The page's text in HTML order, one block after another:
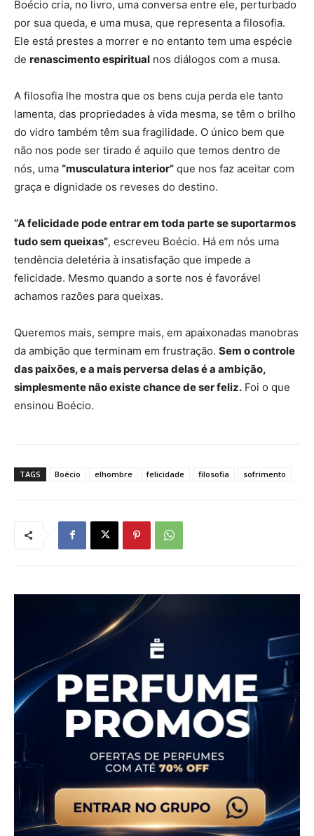
Boécio cria, no livro, uma conversa entre ele, perturbado
por sua queda, e uma musa, que representa a filosofia.
Ele está prestes a morrer e no entanto tem uma espécie
de renascimento espiritual nos diálogos com a musa.
A filosofia lhe mostra que os bens cuja perda ele tanto
lamenta, das propriedades à vida mesma, se têm o brilho
do vidro também têm sua fragilidade. O único bem que
não nos pode ser tirado é aquilo que temos dentro de
nós, uma “musculatura interior” que nos faz aceitar com
graça e dignidade os reveses do destino.
“A felicidade pode entrar em toda parte se suportarmos
tudo sem queixas”, escreveu Boécio. Há em nós uma
tendência deletéria à insatisfação que impede a
felicidade. Mesmo quando a sorte nos é favorável
achamos razões para queixas.
Queremos mais, sempre mais, em apaixonadas manobras
da ambição que terminam em frustração. Sem o controle
das paixões, e a mais perversa delas é a ambição,
simplesmente não existe chance de ser feliz. Foi o que
ensinou Boécio.
TAGS Boécio elhombre felicidade filosofia sofrimento